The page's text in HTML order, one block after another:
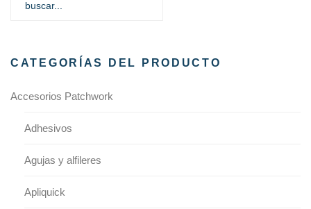
CATEGORÍAS DEL PRODUCTO
Accesorios Patchwork
Adhesivos
Agujas y alfileres
Apliquick